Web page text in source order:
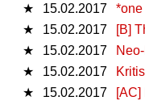
★
15.02.2017
★
15.02.2017
[B]
★
15.02.2017
★
15.02.2017
★
15.02.2017